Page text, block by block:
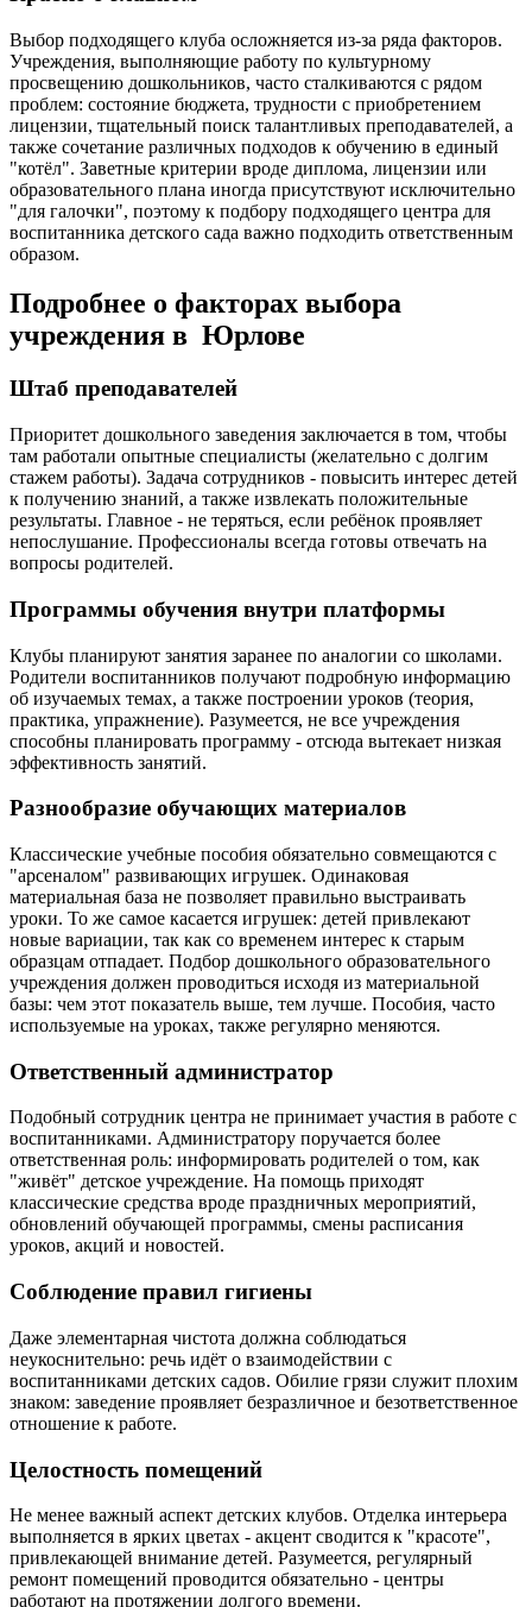
Выбор подходящего клуба осложняется из-за ряда факторов.
Учреждения, выполняющие работу по культурному
просвещению дошкольников, часто сталкиваются с рядом
проблем: состояние бюджета, трудности с приобретением
лицензии, тщательный поиск талантливых преподавателей, а
также сочетание различных подходов к обучению в единый
"котёл". Заветные критерии вроде диплома, лицензии или
образовательного плана иногда присутствуют исключительно
"для галочки", поэтому к подбору подходящего центра для
воспитанника детского сада важно подходить ответственным
образом.
Подробнее о факторах выбора
учреждения в Юрлове
Штаб преподавателей
Приоритет дошкольного заведения заключается в том, чтобы
там работали опытные специалисты (желательно с долгим
стажем работы). Задача сотрудников - повысить интерес детей
к получению знаний, а также извлекать положительные
результаты. Главное - не теряться, если ребёнок проявляет
непослушание. Профессионалы всегда готовы отвечать на
вопросы родителей.
Программы обучения внутри платформы
Клубы планируют занятия заранее по аналогии со школами.
Родители воспитанников получают подробную информацию
об изучаемых темах, а также построении уроков (теория,
практика, упражнение). Разумеется, не все учреждения
способны планировать программу - отсюда вытекает низкая
эффективность занятий.
Разнообразие обучающих материалов
Классические учебные пособия обязательно совмещаются с
"арсеналом" развивающих игрушек. Одинаковая
материальная база не позволяет правильно выстраивать
уроки. То же самое касается игрушек: детей привлекают
новые вариации, так как со временем интерес к старым
образцам отпадает. Подбор дошкольного образовательного
учреждения должен проводиться исходя из материальной
базы: чем этот показатель выше, тем лучше. Пособия, часто
используемые на уроках, также регулярно меняются.
Ответственный администратор
Подобный сотрудник центра не принимает участия в работе с
воспитанниками. Администратору поручается более
ответственная роль: информировать родителей о том, как
"живёт" детское учреждение. На помощь приходят
классические средства вроде праздничных мероприятий,
обновлений обучающей программы, смены расписания
уроков, акций и новостей.
Соблюдение правил гигиены
Даже элементарная чистота должна соблюдаться
неукоснительно: речь идёт о взаимодействии с
воспитанниками детских садов. Обилие грязи служит плохим
знаком: заведение проявляет безразличное и безответственное
отношение к работе.
Целостность помещений
Не менее важный аспект детских клубов. Отделка интерьера
выполняется в ярких цветах - акцент сводится к "красоте",
привлекающей внимание детей. Разумеется, регулярный
ремонт помещений проводится обязательно - центры
работают на протяжении долгого времени.